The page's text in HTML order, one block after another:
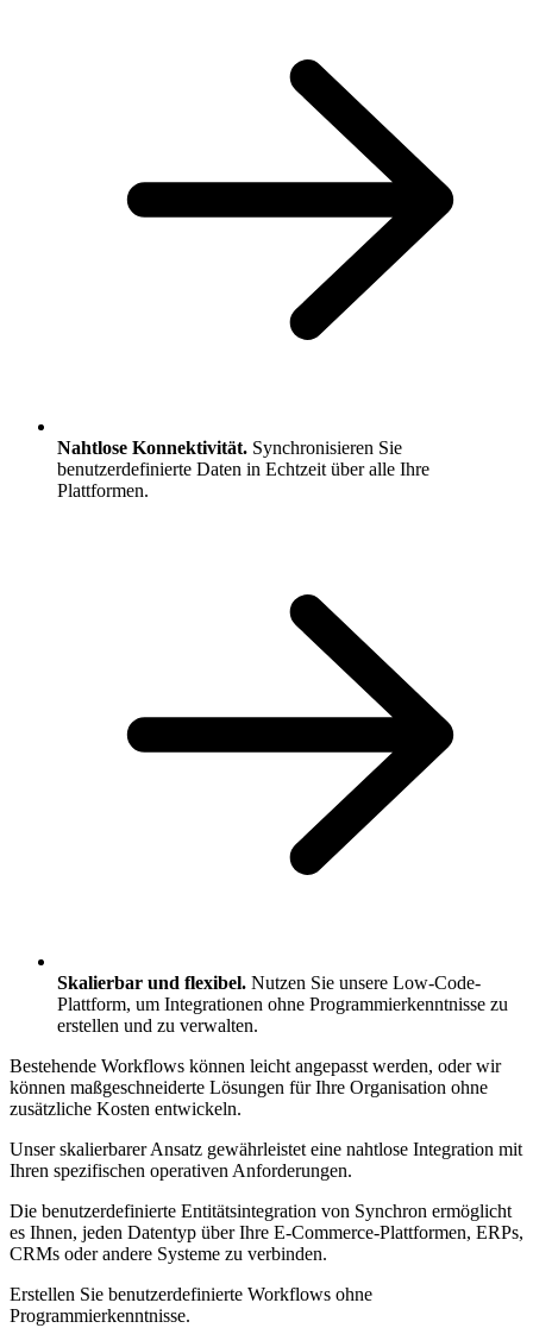
Nahtlose Konnektivität. Synchronisieren Sie
benutzerdefinierte Daten in Echtzeit über alle Ihre
Plattformen.
Skalierbar und flexibel. Nutzen Sie unsere Low-Code-
Plattform, um Integrationen ohne Programmierkenntnisse zu
erstellen und zu verwalten.
Bestehende Workflows können leicht angepasst werden, oder wir
können maßgeschneiderte Lösungen für Ihre Organisation ohne
zusätzliche Kosten entwickeln.
Unser skalierbarer Ansatz gewährleistet eine nahtlose Integration mit
Ihren spezifischen operativen Anforderungen.
Die benutzerdefinierte Entitätsintegration von Synchron ermöglicht
es Ihnen, jeden Datentyp über Ihre E-Commerce-Plattformen, ERPs,
CRMs oder andere Systeme zu verbinden.
Erstellen Sie benutzerdefinierte Workflows ohne
Programmierkenntnisse.